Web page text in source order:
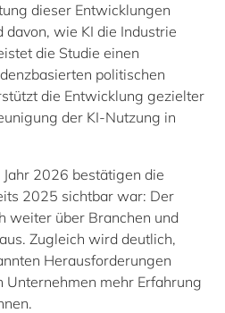
dieser Entwicklungen
wie KI die Industrie
die Studie einen
politischen
die Entwicklung gezielter
der KI‑Nutzung in
2026 bestätigen die
2025 sichtbar war: Der
weiter über Branchen und
Zugleich wird deutlich,
Herausforderungen
Unternehmen mehr Erfahrung